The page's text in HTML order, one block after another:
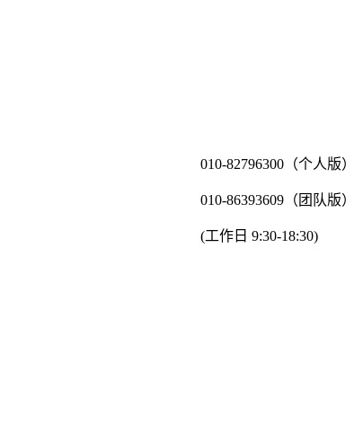
010-82796300（个人版）
010-86393609（团队版）
(工作日 9:30-18:30)